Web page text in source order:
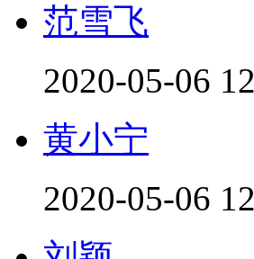
范雪飞
2020-05-06
黄小宁
2020-05-06